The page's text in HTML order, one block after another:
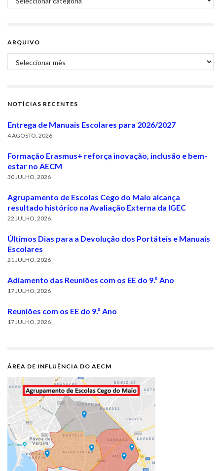
ARQUIVO
Arquivo
NOTÍCIAS RECENTES
Entrega de Manuais Escolares para 2026/2027
4 AGOSTO, 2026
Formação Erasmus+ reforça inovação, inclusão e bem-
estar no AECM
30 JULHO, 2026
Agrupamento de Escolas Cego do Maio alcança
resultado histórico na Avaliação Externa da IGEC
22 JULHO, 2026
Últimos Dias para a Devolução dos Portáteis e Manuais
Escolares
21 JULHO, 2026
Adiamento das Reuniões com os EE do 9.º Ano
17 JULHO, 2026
Reuniões com os EE do 9.º Ano
17 JULHO, 2026
ÁREA DE INFLUÊNCIA DO AECM